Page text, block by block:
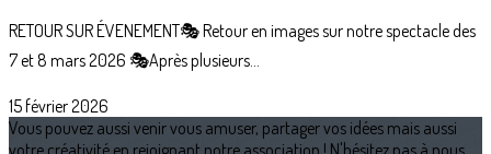
RETOUR SUR ÉVENEMENT🎭 Retour en images sur notre spectacle des
7 et 8 mars 2026 🎭Après plusieurs...
15 février 2026
Vous pouvez aussi venir vous amuser, partager vos idées mais aussi
votre créativité en rejoignant notre association ! N'hésitez pas à nous